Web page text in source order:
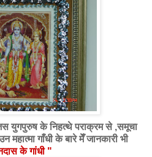
युगपुरुष के निहत्थे पराक्रम से ,समूचा
महात्मा गाँधी के बारे मेँ जानकारी भी
के गांधी "